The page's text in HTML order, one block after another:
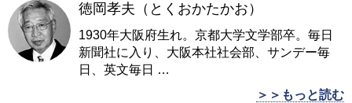
徳岡孝夫（とくおかたかお）
1930年大阪府生れ。京都大学文学部卒。毎日
新聞社に入り、大阪本社社会部、サンデー毎
日、英文毎日 …
＞＞もっと読む